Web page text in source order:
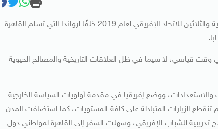
بعد نحو 25 عامًا، تعود مصر لقيادة إفريقيا، بترؤسها الدورة الحادية والثلاثين للاتحاد الإفريقي لعام 2019 خلفًا لرواندا التي تسلم القاهرة
وقت قياسي، لا سيما في ظل العلاقات التاريخية والمصالح الحيوية
ووضع إفريقيا في مقدمة أولويات السياسة الخارجية
تنقطع الزيارات المتبادلة على كافة المستويات، كما استضافت المدن
تدريبية للشباب الإفريقي، وسهلت السفر إلى القاهرة لمواطني دول